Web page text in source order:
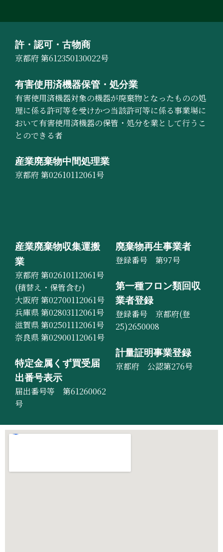
許・認可・古物商
京都府 第612350130022号
有害使用済機器保管・処分業
有害使用済機器対象の機器が廃棄物となったものの処
理に係る許可等を受けかつ当該許可等に係る事業場に
おいて有害使用済機器の保管・処分を業として行うこ
とのできる者
産業廃棄物中間処理業
京都府 第02610112061号
産業廃棄物収集運搬
業
京都府 第02610112061号
(積替え・保管含む)
大阪府 第02700112061号
兵庫県 第02803112061号
滋賀県 第02501112061号
奈良県 第02900112061号
特定金属くず買受届
出番号表示
届出番号等 第61260062
号
廃棄物再生事業者
登録番号 第97号
第一種フロン類回収
業者登録
登録番号 京都府(登
25)2650008
計量証明事業登録
京都府 公認第276号